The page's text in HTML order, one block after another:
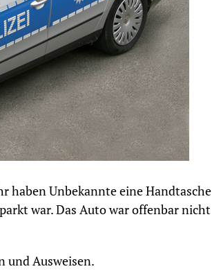
haben Unbekannte eine Handtasche
war. Das Auto war offenbar nicht
und Ausweisen.